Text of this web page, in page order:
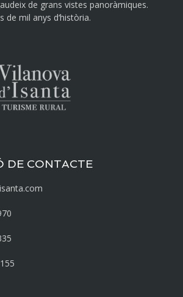
de grans vistes panoràmiques.
de mil anys d‘història.
DE CONTACTE